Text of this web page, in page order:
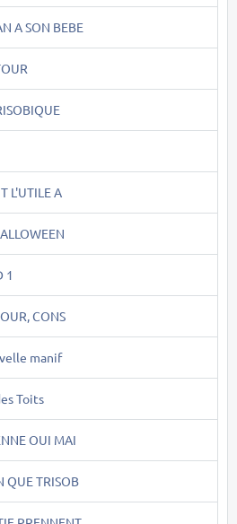
A SON BEBE
L'UTILE A
1
CONS
manif
Toits
OUI MAI
QUE TRISOB